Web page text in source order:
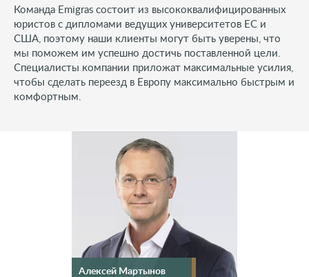
Команда Emigras состоит из высококвалифицированных
юристов с дипломами ведущих университетов ЕС и
США, поэтому наши клиенты могут быть уверены, что
мы поможем им успешно достичь поставленной цели.
Специалисты компании приложат максимальные усилия,
чтобы сделать переезд в Европу максимально быстрым и
комфортным.
Алексей Мартынов